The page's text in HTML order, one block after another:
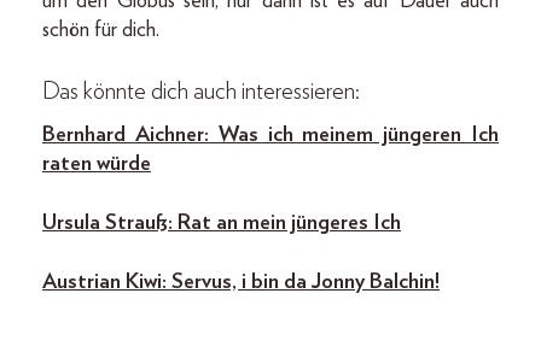
schön für dich.
Das könnte dich auch interessieren:
Bernhard Aichner: Was ich meinem jüngeren Ich
raten würde
Ursula Strauß: Rat an mein jüngeres Ich
Austrian Kiwi: Servus, i bin da Jonny Balchin!